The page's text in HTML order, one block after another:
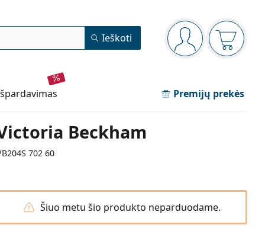
Navigacijos meniu
Jūs esatePirkinių
Ieškoti
išpardavimas Premijų prekės
Beckham
702 60
Šiuo metu šio produkto neparduodame.